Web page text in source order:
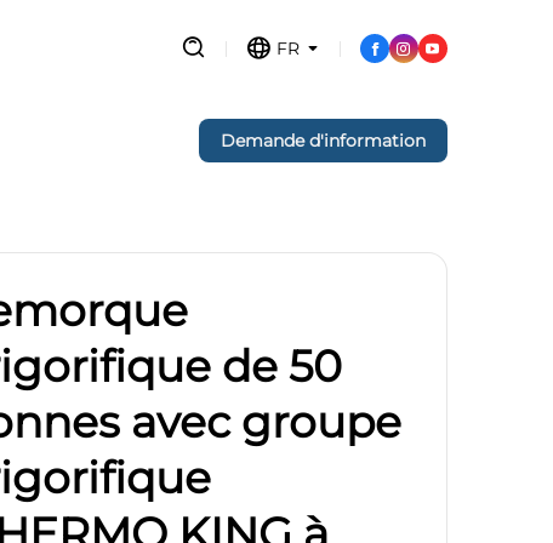
FR
Demande d'information
de 50
avec groupe